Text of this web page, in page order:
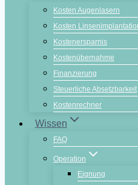
Kosten Augenlasern
Kosten
Kostenersparnis
Kostenübernahme
Finanzierung
Steuerliche Absetzbarkeit
Kostenrechner
Wissen
FAQ
Operation
Eignung